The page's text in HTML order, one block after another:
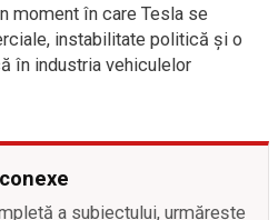
moment în care Tesla se
instabilitate politică și o
în industria vehiculelor
a subiectului, urmărește